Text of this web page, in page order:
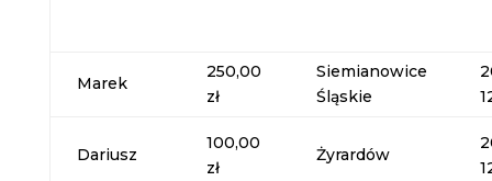
Marek
250,00
zł
Siemianowice
Śląskie
Dariusz
100,00
zł
Żyrardów